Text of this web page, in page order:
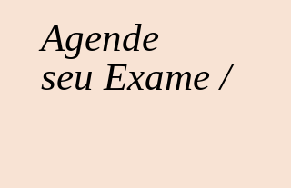
Agende
seu Exame /